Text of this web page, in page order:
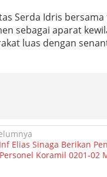
n
N
a
t
e
n
e
Serda Idris
sebagai aparat
luas dengan
Elias Sinaga Berikan
Koramil 0201-02